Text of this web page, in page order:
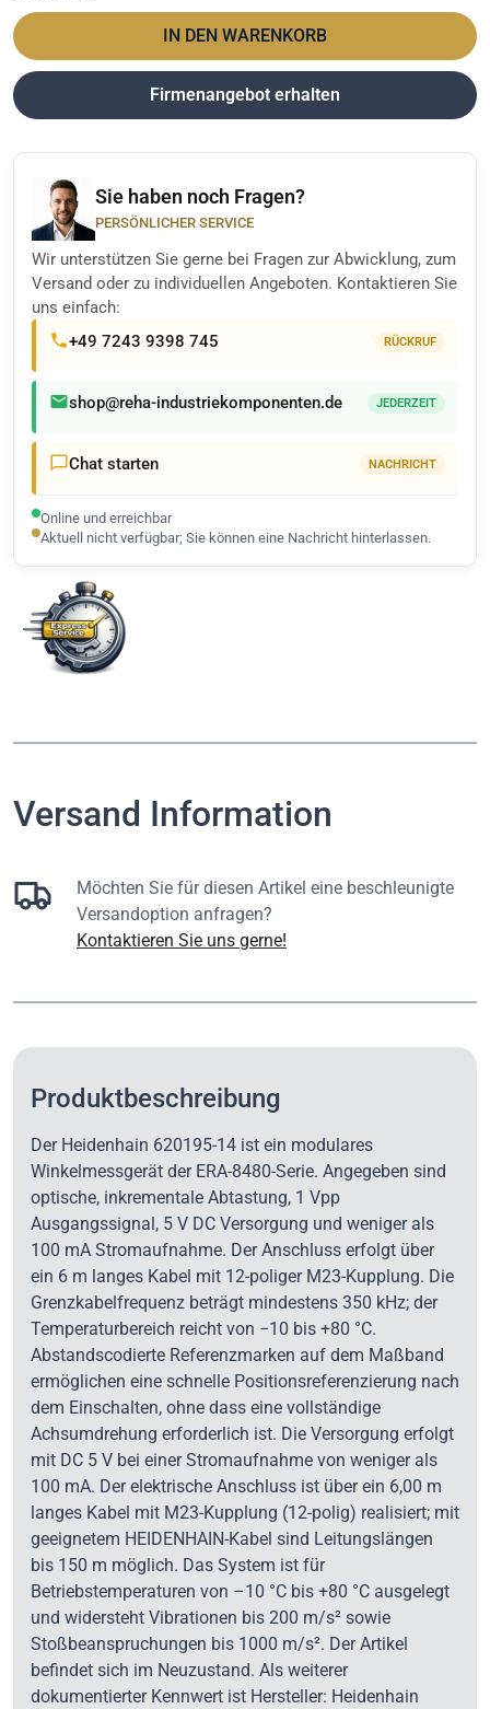
IN DEN WARENKORB
Firmenangebot erhalten
Sie haben noch Fragen?
PERSÖNLICHER SERVICE
Wir unterstützen Sie gerne bei Fragen zur Abwicklung, zum
Versand oder zu individuellen Angeboten. Kontaktieren Sie
uns einfach:
+49 7243 9398 745
RÜCKRUF
shop@reha-industriekomponenten.de JEDERZEIT
Chat starten NACHRICHT
Online und erreichbar
Aktuell nicht verfügbar; Sie können eine Nachricht hinterlassen.
Versand Information
Möchten Sie für diesen Artikel eine beschleunigte
Versandoption anfragen?
Kontaktieren Sie uns gerne!
Produktbeschreibung
Der Heidenhain 620195-14 ist ein modulares
Winkelmessgerät der ERA-8480-Serie. Angegeben sind
optische, inkrementale Abtastung, 1 Vpp
Ausgangssignal, 5 V DC Versorgung und weniger als
100 mA Stromaufnahme. Der Anschluss erfolgt über
ein 6 m langes Kabel mit 12-poliger M23-Kupplung. Die
Grenzkabelfrequenz beträgt mindestens 350 kHz; der
Temperaturbereich reicht von −10 bis +80 °C.
Abstandscodierte Referenzmarken auf dem Maßband
ermöglichen eine schnelle Positionsreferenzierung nach
dem Einschalten, ohne dass eine vollständige
Achsumdrehung erforderlich ist. Die Versorgung erfolgt
mit DC 5 V bei einer Stromaufnahme von weniger als
100 mA. Der elektrische Anschluss ist über ein 6,00 m
langes Kabel mit M23-Kupplung (12-polig) realisiert; mit
geeignetem HEIDENHAIN-Kabel sind Leitungslängen
bis 150 m möglich. Das System ist für
Betriebstemperaturen von –10 °C bis +80 °C ausgelegt
und widersteht Vibrationen bis 200 m/s² sowie
Stoßbeanspruchungen bis 1000 m/s². Der Artikel
befindet sich im Neuzustand. Als weiterer
dokumentierter Kennwert ist Hersteller: Heidenhain